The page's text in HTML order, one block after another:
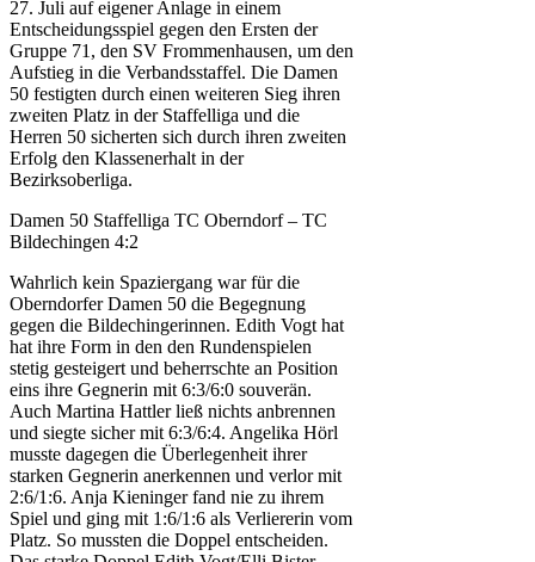
27. Juli auf eigener Anlage in einem
Entscheidungsspiel gegen den Ersten der
Gruppe 71, den SV Frommenhausen, um den
Aufstieg in die Verbandsstaffel. Die Damen
50 festigten durch einen weiteren Sieg ihren
zweiten Platz in der Staffelliga und die
Herren 50 sicherten sich durch ihren zweiten
Erfolg den Klassenerhalt in der
Bezirksoberliga.
Damen 50 Staffelliga TC Oberndorf – TC
Bildechingen 4:2
Wahrlich kein Spaziergang war für die
Oberndorfer Damen 50 die Begegnung
gegen die Bildechingerinnen. Edith Vogt hat
hat ihre Form in den den Rundenspielen
stetig gesteigert und beherrschte an Position
eins ihre Gegnerin mit 6:3/6:0 souverän.
Auch Martina Hattler ließ nichts anbrennen
und siegte sicher mit 6:3/6:4. Angelika Hörl
musste dagegen die Überlegenheit ihrer
starken Gegnerin anerkennen und verlor mit
2:6/1:6. Anja Kieninger fand nie zu ihrem
Spiel und ging mit 1:6/1:6 als Verliererin vom
Platz. So mussten die Doppel entscheiden.